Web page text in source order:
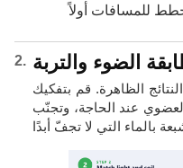
الضوء والتربة
الظاهرة. قم بتفكيك
عند الحاجة، وتجنّب